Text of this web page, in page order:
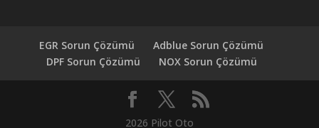
EGR Sorun Çözümü
Adblue Sorun Çözümü
DPF Sorun Çözümü
NOX Sorun Çözümü
2026 Pilot Oto